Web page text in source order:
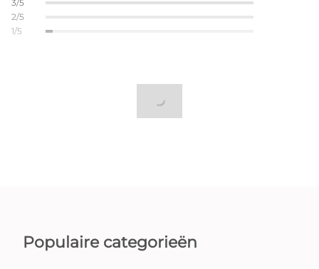
3/5
2/5
1/5
Populaire categorieën